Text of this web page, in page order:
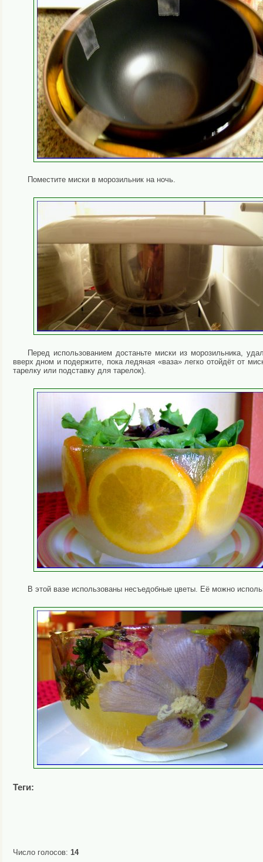
Поместите миски в морозильник на ночь.
Перед использованием достаньте миски из морозильника,
вверх дном и подержите, пока ледяная «ваза» легко отойдёт от
тарелку или подставку для тарелок).
В этой вазе использованы несъедобные цветы. Её можно
Теги:
Число голосов: 14